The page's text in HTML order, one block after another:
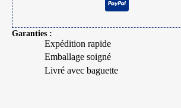
Garanties :
Expédition rapide
Emballage soigné
Livré avec baguette